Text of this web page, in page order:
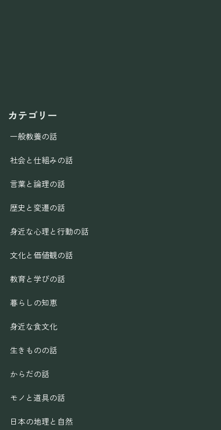
カテゴリー
一般教養の話
社会と仕組みの話
言葉と論理の話
歴史と変遷の話
身近な心理と行動の話
文化と価値観の話
教育と学びの話
暮らしの知恵
身近な食文化
生きものの話
からだの話
モノと道具の話
日本の地理と自然